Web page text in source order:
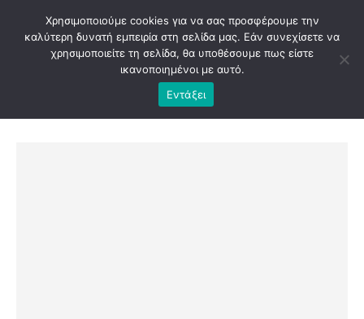
ΛΑΜΠΆΔΑ ΜΕ ΑΥΤΟΚΙΝΗΤΆΚΙ
Χρησιμοποιούμε cookies για να σας προσφέρουμε την
καλύτερη δυνατή εμπειρία στη σελίδα μας. Εάν συνεχίσετε να
χρησιμοποιείτε τη σελίδα, θα υποθέσουμε πως είστε
ικανοποιημένοι με αυτό.
Εντάξει